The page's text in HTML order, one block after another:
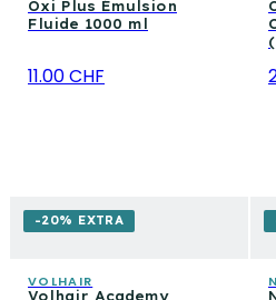
Oxi Plus Émulsion
Fluide 1000 ml
11.00 CHF
-20% EXTRA
VOLHAIR
Volhair Academy